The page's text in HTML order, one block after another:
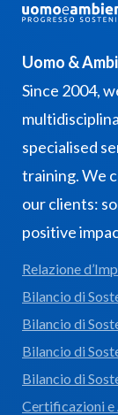
Uomo &
Since 2004,
specialised
training. We
our clients:
positive
Relazione
Bilancio di
Bilancio di
Bilancio di
Bilancio di
Certificazioni